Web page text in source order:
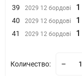
39 2029 12 бордові
40 2029 12 бордові
41 2029 12 бордові
Количество: